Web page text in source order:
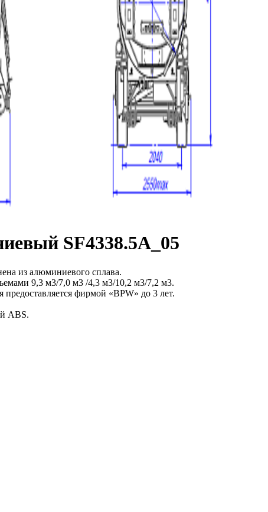
SF4338.5A_05
из алюминиевого сплава.
9,3 м3/7,0 м3 /4,3 м3/10,2 м3/7,2 м3.
фирмой «BPW» до 3 лет.
ABS.